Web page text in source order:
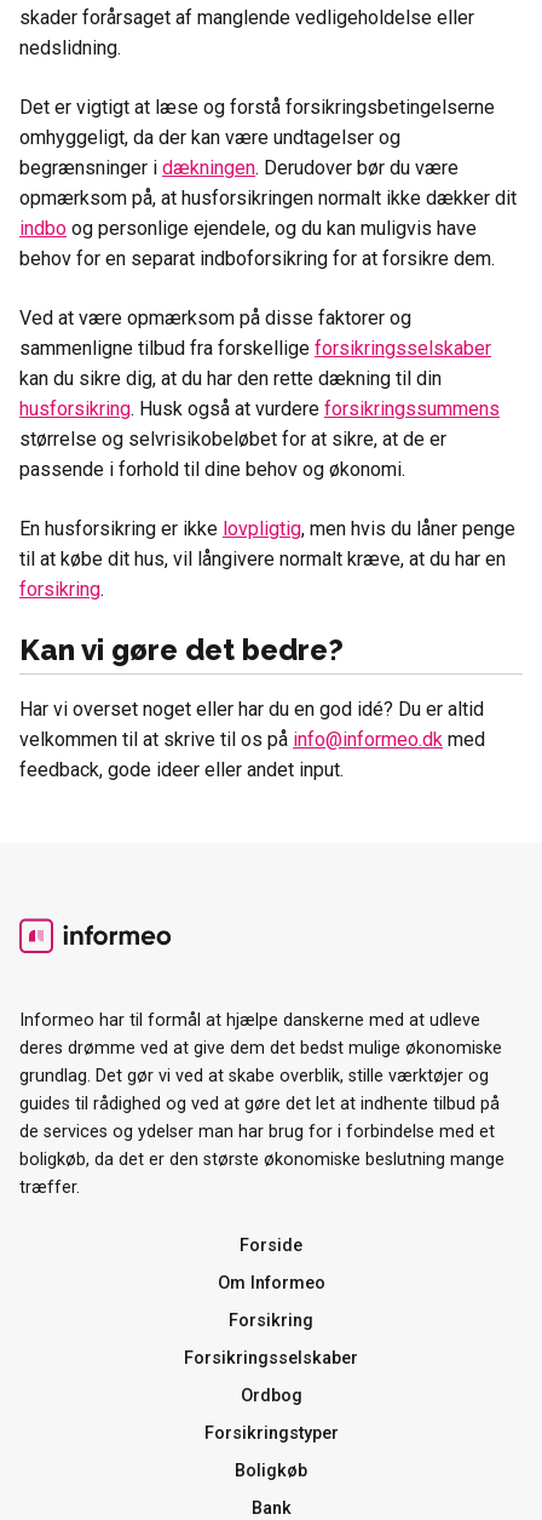
skader forårsaget af manglende vedligeholdelse eller
nedslidning.
Det er vigtigt at læse og forstå forsikringsbetingelserne
omhyggeligt, da der kan være undtagelser og
begrænsninger i dækningen. Derudover bør du være
opmærksom på, at husforsikringen normalt ikke dækker dit
indbo og personlige ejendele, og du kan muligvis have
behov for en separat indboforsikring for at forsikre dem.
Ved at være opmærksom på disse faktorer og
sammenligne tilbud fra forskellige forsikringsselskaber
kan du sikre dig, at du har den rette dækning til din
husforsikring. Husk også at vurdere forsikringssummens
størrelse og selvrisikobeløbet for at sikre, at de er
passende i forhold til dine behov og økonomi.
En husforsikring er ikke lovpligtig, men hvis du låner penge
til at købe dit hus, vil långivere normalt kræve, at du har en
forsikring.
Kan vi gøre det bedre?
Har vi overset noget eller har du en god idé? Du er altid
velkommen til at skrive til os på info@informeo.dk med
feedback, gode ideer eller andet input.
Informeo har til formål at hjælpe danskerne med at udleve
deres drømme ved at give dem det bedst mulige økonomiske
grundlag. Det gør vi ved at skabe overblik, stille værktøjer og
guides til rådighed og ved at gøre det let at indhente tilbud på
de services og ydelser man har brug for i forbindelse med et
boligkøb, da det er den største økonomiske beslutning mange
træffer.
Forside
Om Informeo
Forsikring
Forsikringsselskaber
Ordbog
Forsikringstyper
Boligkøb
Bank